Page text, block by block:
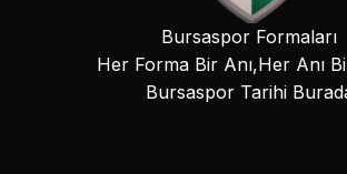
Bursaspor Formaları
Her Forma Bir Anı,Her Anı
Bursaspor Tarihi